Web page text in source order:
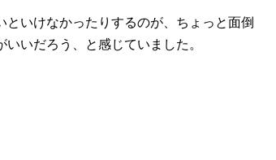
いけなかったりするのが、ちょっと面倒
いだろう、と感じていました。